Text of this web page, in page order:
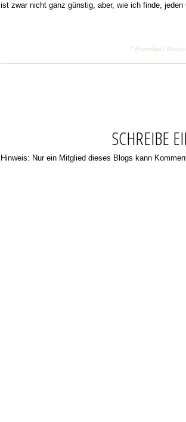
ist zwar nicht ganz günstig, aber, wie ich finde, jeden
* (Freiwillige)
SCHREIBE
Hinweis: Nur ein Mitglied dieses Blogs kann